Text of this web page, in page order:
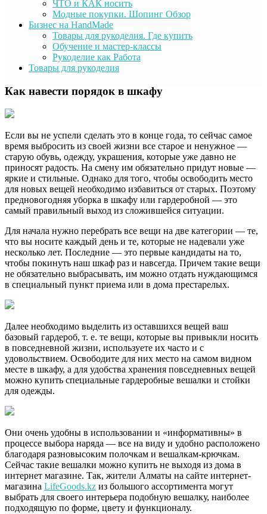
ЧТО и КАК носить
Модные покупки. Шопинг Обзор
Бизнес на HandMade
Товары для рукоделия. Где купить
Обучение и мастер-классы
Рукоделие как Работа
Товары для рукоделия
Как навести порядок в шкафу
Если вы не успели сделать это в конце года, то сейчас самое
время выбросить из своей жизни все старое и ненужное —
старую обувь, одежду, украшения, которые уже давно не
приносят радость. На смену им обязательно придут новые —
яркие и стильные. Однако для того, чтобы освободить место
для новых вещей необходимо избавиться от старых. Поэтому
предновогодняя уборка в шкафу или гардеробной — это
самый правильный выход из сложившейся ситуации.
Для начала нужно перебрать все вещи на две категории — те,
что вы носите каждый день и те, которые не надевали уже
несколько лет. Последние — это первые кандидаты на то,
чтобы покинуть наш шкаф раз и навсегда. Причем такие вещи
не обязательно выбрасывать, им можно отдать нуждающимся
в специальный пункт приема или в дома престарелых.
Далее необходимо выделить из оставшихся вещей ваш
базовый гардероб, т. е. те вещи, которые вы привыкли носить
в повседневной жизни, используете их часто и с
удовольствием. Освободите для них место на самом видном
месте в шкафу, а для удобства хранения повседневных вещей
можно купить специальные гардеробные вешалки и стойки
для одежды.
Они очень удобны в использовании и «информативны» в
процессе выбора наряда — все на виду и удобно расположено
благодаря разновысоким полочкам и вешалкам-крючкам.
Сейчас такие вешалки можно купить не выходя из дома в
интернет магазине. Так, жители Алматы на сайте интернет-
магазина LifeGoods.kz из большого ассортимента могут
выбрать для своего интерьера подобную вешалку, наиболее
подходящую по форме, цвету и функционалу.